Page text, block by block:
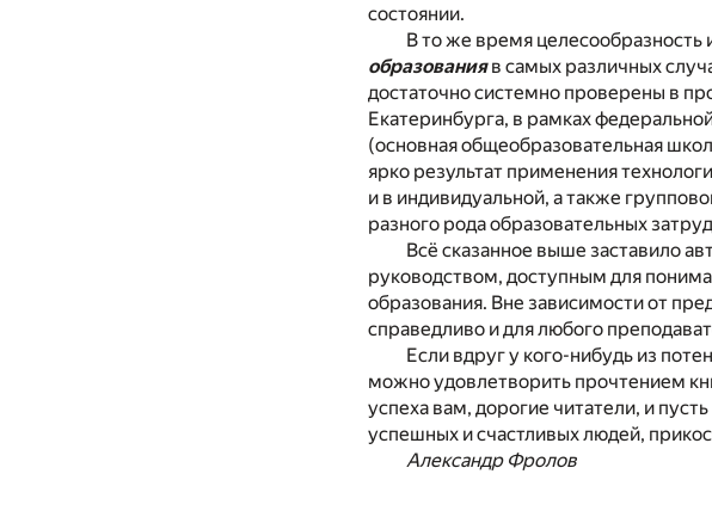
состоянии.
В то же время целесообразность
образованияв самых различных
достаточно системно проверены в
Екатеринбурга, в рамках
(основная общеобразовательная
ярко результат применения
и в индивидуальной, а также
разного рода образовательных
Всё сказанное выше заставило
руководством, доступным для
образования. Вне зависимости от
справедливо и для любого
Если вдруг у кого-нибудь из
можно удовлетворить прочтением
успеха вам, дорогие читатели, и
успешных и счастливых людей,
Александр Фролов